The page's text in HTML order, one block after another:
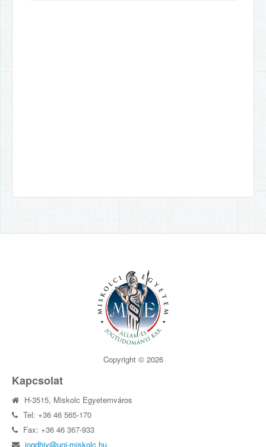
Copyright © 2026
Kapcsolat
H-3515, Miskolc Egyetemváros
Tel: +36 46 565-170
Fax: +36 46 367-933
jogdhiv@uni-miskolc.hu